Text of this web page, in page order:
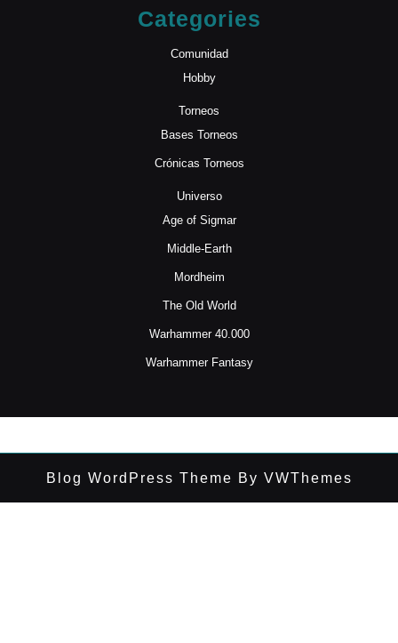
Categories
Comunidad
Hobby
Torneos
Bases Torneos
Crónicas Torneos
Universo
Age of Sigmar
Middle-Earth
Mordheim
The Old World
Warhammer 40.000
Warhammer Fantasy
Blog WordPress Theme By VWThemes